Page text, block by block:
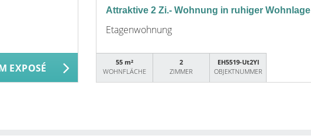
EXPOSÉ
Attraktive 2 Zi.- Wohnung in ruhiger Wohnlage
Etagenwohnung
55 m²
WOHNFLÄCHE
2
ZIMMER
EH5519-Ut2Yl
OBJEKTNUMMER